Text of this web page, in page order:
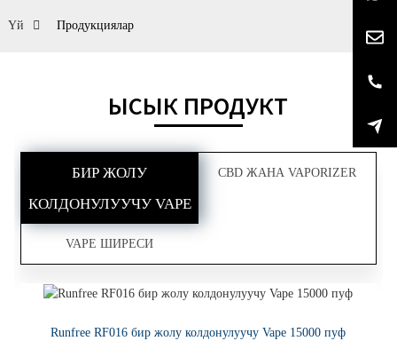
Үй Продукциялар
ЫСЫК ПРОДУКТ
БИР ЖОЛУ
КОЛДОНУЛУУЧУ VAPE
CBD ЖАНА VAPORIZER
VAPE ШИРЕСИ
Runfree RF016 бир жолу колдонулуучу Vape 15000 пуф
Runfree — Premium Vape ширеси электрондук суюктук